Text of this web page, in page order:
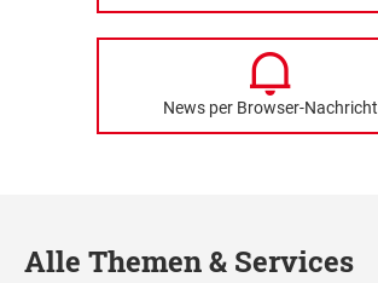
News per Browser-Nachricht
Alle Themen & Services